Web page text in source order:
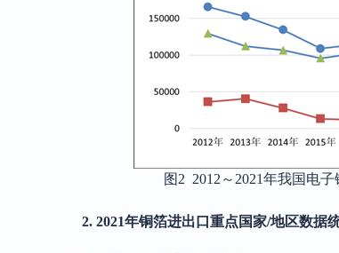
图 2 2012～2021年我国电
2. 2021年铜箔进出口重点国家/地区数据